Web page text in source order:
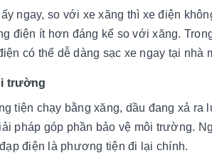
ngay, so với xe xăng thì xe điện
điện ít hơn đáng kể so với xăng.
có thể dễ dàng sạc xe ngay tại nhà
trường
tiện chạy bằng xăng, dầu đang xả
pháp góp phần bảo vệ môi trường.
điện là phương tiện đi lại chính.